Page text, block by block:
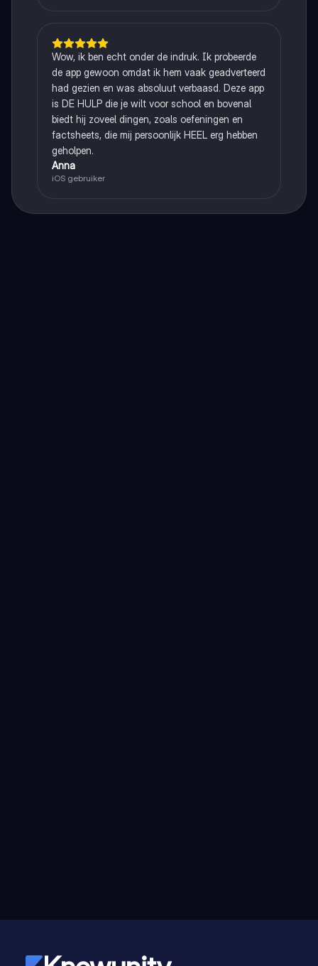
Wow, ik ben echt onder de indruk. Ik probeerde
de app gewoon omdat ik hem vaak geadverteerd
had gezien en was absoluut verbaasd. Deze app
is DE HULP die je wilt voor school en bovenal
biedt hij zoveel dingen, zoals oefeningen en
factsheets, die mij persoonlijk HEEL erg hebben
geholpen.
Anna
iOS gebruiker